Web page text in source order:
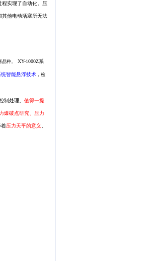
程实现了自动化。压
其他电动活塞所无法
种。 XY-1000Z系
统智能悬浮技术 ，检
处理。 值得一提
爆破点研究、压力
着压力天平的意义